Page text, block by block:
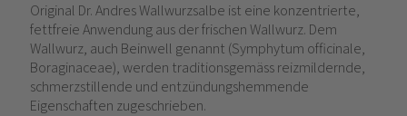
Original Dr. Andres Wallwurzsalbe ist eine konzentrierte,
fettfreie Anwendung aus der frischen Wallwurz. Dem
Wallwurz, auch Beinwell genannt (Symphytum officinale,
Boraginaceae), werden traditionsgemäss reizmildernde,
schmerzstillende und entzündungshemmende
Eigenschaften zugeschrieben.